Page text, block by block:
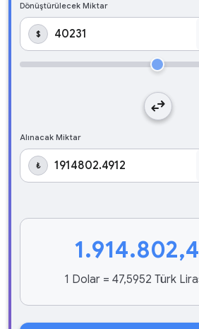
Dönüştürülecek Miktar
$
swap_horiz
Alınacak Miktar
₺
1 Dolar = 47,5952 Türk